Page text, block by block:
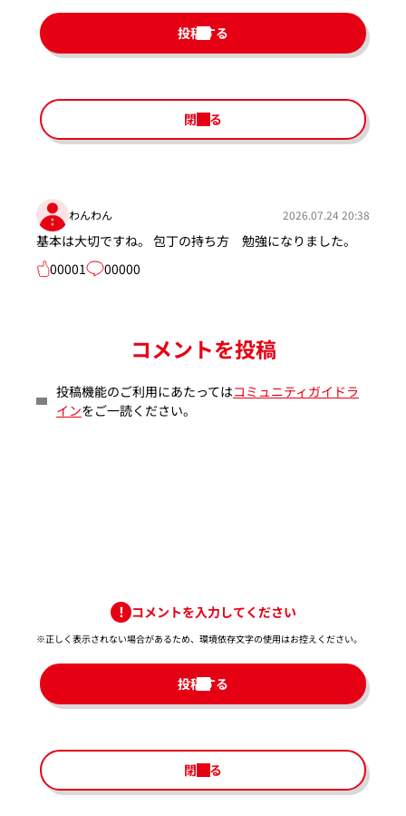
投稿する
閉じる
わんわん 2026.07.24 20:38
基本は大切ですね。 包丁の持ち方 勉強になりました。
00001
00000
コメントを投稿
投稿機能のご利用にあたってはコミュニティガイドラ
インをご一読ください。
コメントを入力してください
※正しく表示されない場合があるため、環境依存文字の使用はお控えください。​
投稿する
閉じる